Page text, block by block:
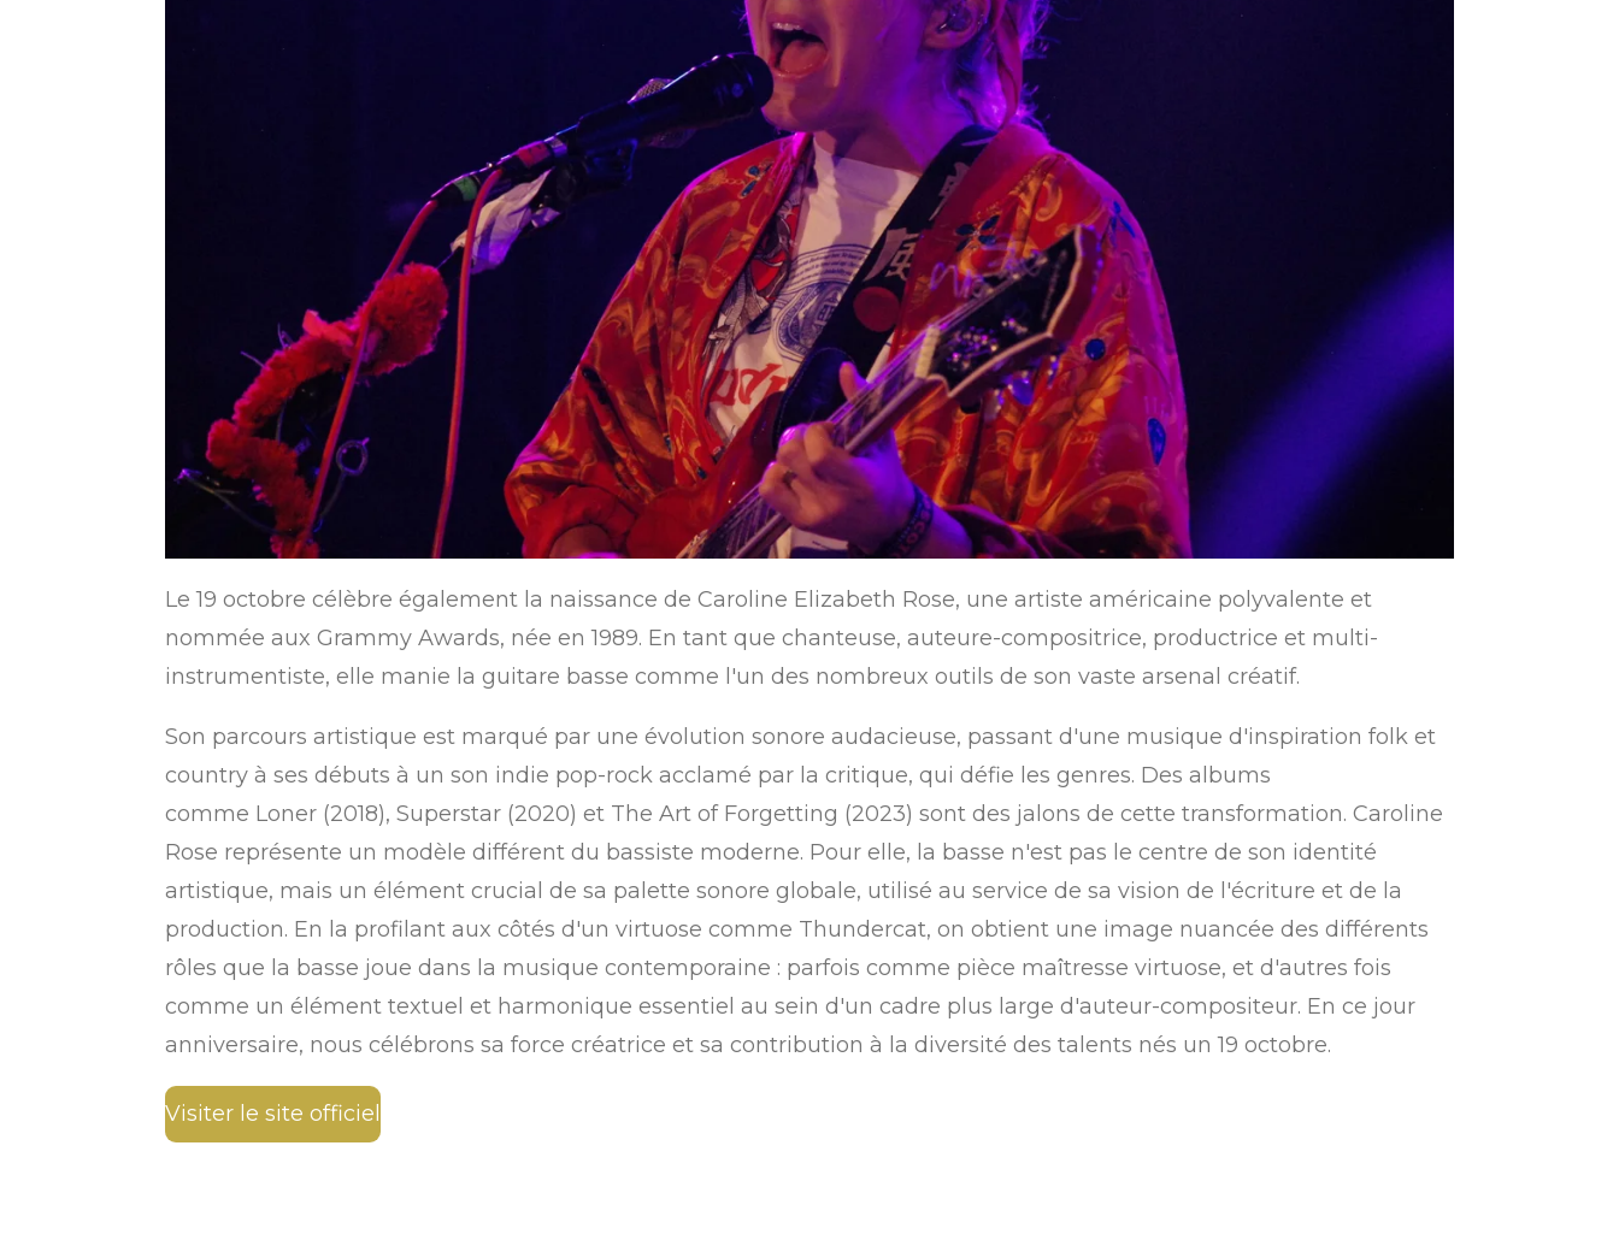
Le 19 octobre célèbre également la naissance de Caroline Elizabeth Rose, une artiste américaine polyvalente et
nommée aux Grammy Awards, née en 1989. En tant que chanteuse, auteure-compositrice, productrice et multi-
instrumentiste, elle manie la guitare basse comme l'un des nombreux outils de son vaste arsenal créatif.
Son parcours artistique est marqué par une évolution sonore audacieuse, passant d'une musique d'inspiration folk et
country à ses débuts à un son indie pop-rock acclamé par la critique, qui défie les genres. Des albums
comme Loner (2018), Superstar (2020) et The Art of Forgetting (2023) sont des jalons de cette transformation. Caroline
Rose représente un modèle différent du bassiste moderne. Pour elle, la basse n'est pas le centre de son identité
artistique, mais un élément crucial de sa palette sonore globale, utilisé au service de sa vision de l'écriture et de la
production. En la profilant aux côtés d'un virtuose comme Thundercat, on obtient une image nuancée des différents
rôles que la basse joue dans la musique contemporaine : parfois comme pièce maîtresse virtuose, et d'autres fois
comme un élément textuel et harmonique essentiel au sein d'un cadre plus large d'auteur-compositeur. En ce jour
anniversaire, nous célébrons sa force créatrice et sa contribution à la diversité des talents nés un 19 octobre.
Visiter le site officiel